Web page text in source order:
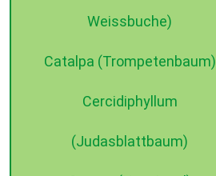
Weissbuche)
Catalpa (Trompetenbaum)
Cercidiphyllum
(Judasblattbaum)